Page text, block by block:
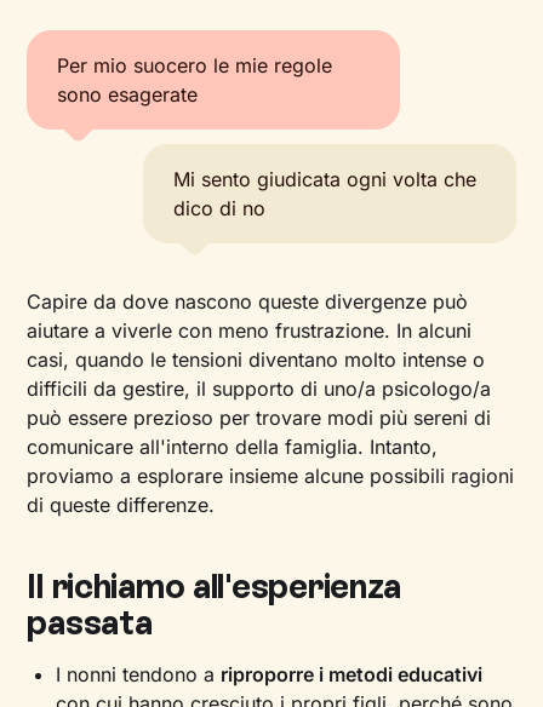
Per mio suocero le mie regole
sono esagerate
Mi sento giudicata ogni volta che
dico di no
Capire da dove nascono queste divergenze può
aiutare a viverle con meno frustrazione. In alcuni
casi, quando le tensioni diventano molto intense o
difficili da gestire, il supporto di uno/a psicologo/a
può essere prezioso per trovare modi più sereni di
comunicare all'interno della famiglia. Intanto,
proviamo a esplorare insieme alcune possibili ragioni
di queste differenze.
Il richiamo all'esperienza
passata
I nonni tendono a riproporre i metodi educativi